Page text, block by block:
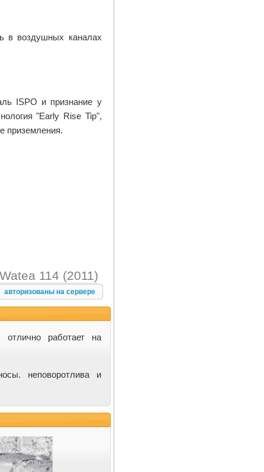
в воздушных каналах
ISPO и признание у
"Early Rise Tip",
приземления.
114 (2011)
авторизованы на сервере
работает на
неповоротлива и